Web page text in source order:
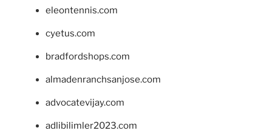
eleontennis.com
cyetus.com
bradfordshops.com
almadenranchsanjose.com
advocatevijay.com
adlibilimler2023.com